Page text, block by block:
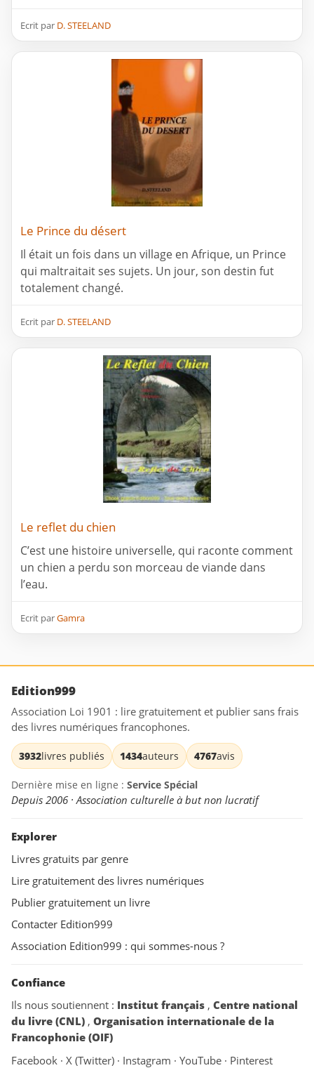
Ecrit par D. STEELAND
Le Prince du désert
Il était un fois dans un village en Afrique, un Prince
qui maltraitait ses sujets. Un jour, son destin fut
totalement changé.
Ecrit par D. STEELAND
Le reflet du chien
C’est une histoire universelle, qui raconte comment
un chien a perdu son morceau de viande dans
l’eau.
Ecrit parGamra
Edition999
Association Loi 1901 : lire gratuitement et publier sans frais
des livres numériques francophones.
3932livres publiés 1434auteurs 4767avis
Dernière mise en ligne : Service Spécial
Depuis 2006 · Association culturelle à but non lucratif
Explorer
Livres gratuits par genre
Lire gratuitement des livres numériques
Publier gratuitement un livre
Contacter Edition999
Association Edition999 : qui sommes-nous ?
Confiance
Ils nous soutiennent : Institut français , Centre national
du livre (CNL) , Organisation internationale de la
Francophonie (OIF)
Facebook · X (Twitter) · Instagram · YouTube · Pinterest